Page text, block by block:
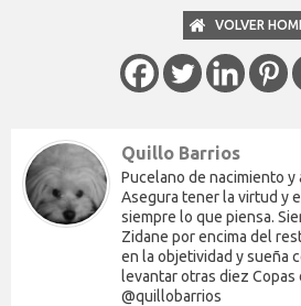
VOLVER
Quillo Barrios
Pucelano de nacimiento y
Asegura tener la virtud y
siempre lo que piensa.
Zidane por encima del
en la objetividad y sueña
levantar otras diez Copas
@quillobarrios